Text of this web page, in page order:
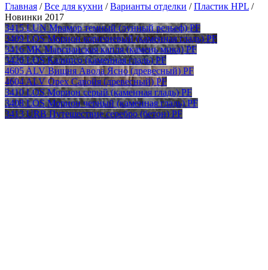
Главная /Все для кухни /Варианты отделки /Пластик HPL /
Новинки 2017
3415 LUN Мрамор темный (лунный рельеф) PF
3409 LOS Морион коричневый (каменная гладь) PF
3416 MK Марсианская капля (камень мика) PF
3420 LOS Калипсо (каменная гладь) PF
4605 ALV Вишня Авола Ясно (древесный) PF
4604 ALV Орех Савойя (древесный) PF
3410 LOS Морион серый (каменная гладь) PF
3408 LOS Морион черный (каменная гладь) PF
3413 URB Путешествие серебро (бетон) PF